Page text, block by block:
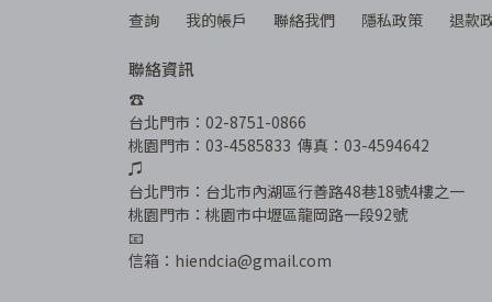
查詢 我的帳戶 聯絡我們 隱私政策 退款
聯絡資訊
☎︎
台北門市：02-8751-0866
桃園門市：03-4585833  傳真：03-4594642
♫
台北門市：台北市內湖區行善路48巷18號4樓之一
桃園門市：桃園市中壢區龍岡路一段92號
📧
信箱：hiendcia@gmail.com